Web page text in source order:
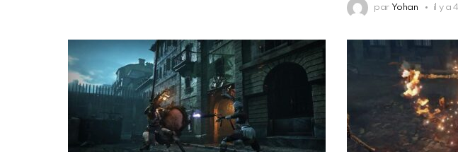
par Yohan il y a